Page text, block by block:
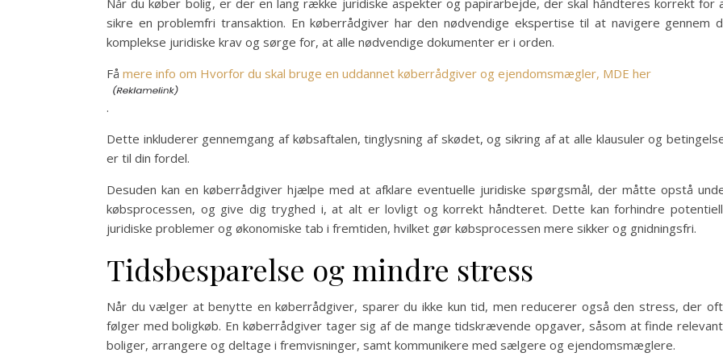
Når du køber bolig, er der en lang række juridiske aspekter og papirarbejde, der skal håndteres korrekt for
sikre en problemfri transaktion. En køberrådgiver har den nødvendige ekspertise til at navigere gennem
komplekse juridiske krav og sørge for, at alle nødvendige dokumenter er i orden.
Få mere info om Hvorfor du skal bruge en uddannet køberrådgiver og ejendomsmægler, MDE her
.
Dette inkluderer gennemgang af købsaftalen, tinglysning af skødet, og sikring af at alle klausuler og
er til din fordel.
Desuden kan en køberrådgiver hjælpe med at afklare eventuelle juridiske spørgsmål, der måtte opstå
købsprocessen, og give dig tryghed i, at alt er lovligt og korrekt håndteret. Dette kan forhindre
juridiske problemer og økonomiske tab i fremtiden, hvilket gør købsprocessen mere sikker og gnidningsfri.
Tidsbesparelse og mindre stress
Når du vælger at benytte en køberrådgiver, sparer du ikke kun tid, men reducerer også den stress, der
følger med boligkøb. En køberrådgiver tager sig af de mange tidskrævende opgaver, såsom at finde
boliger, arrangere og deltage i fremvisninger, samt kommunikere med sælgere og ejendomsmæglere.